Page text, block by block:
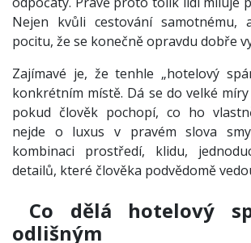
Nejen kvůli cestování samotnému,
pocitu, že se konečně opravdu dobře
Zajímavé je, že tenhle „hotelový
konkrétním místě. Dá se do velké
pokud člověk pochopí, co ho
nejde o luxus v pravém slova
kombinaci prostředí, klidu,
detailů, které člověka podvědomě
Co dělá hotelový
odlišným